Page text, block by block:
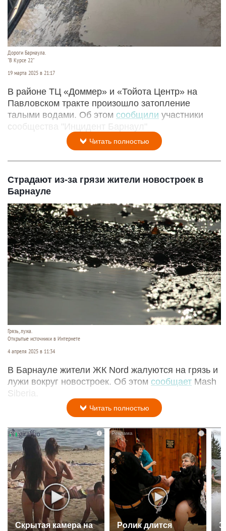
Дороги Барнаула.
"В Курсе 22"
19 марта 2025 в 21:17
В районе ТЦ «Доммер» и «Тойота Центр» на
Павловском тракте произошло затопление
талыми водами. Об этом сообщили участники
сообщества "Инцидент Барнаул"
Читать полностью
Страдают из-за грязи жители новостроек в
Барнауле
Грязь, лужа.
Открытые источники в Интернете
4 апреля 2025 в 11:34
В Барнауле жители ЖК Nord жалуются на грязь и
лужи вокруг новостроек. Об этом сообщает Mash
Siberia.
Читать полностью
i
Скрытая камера на
Ролик длится